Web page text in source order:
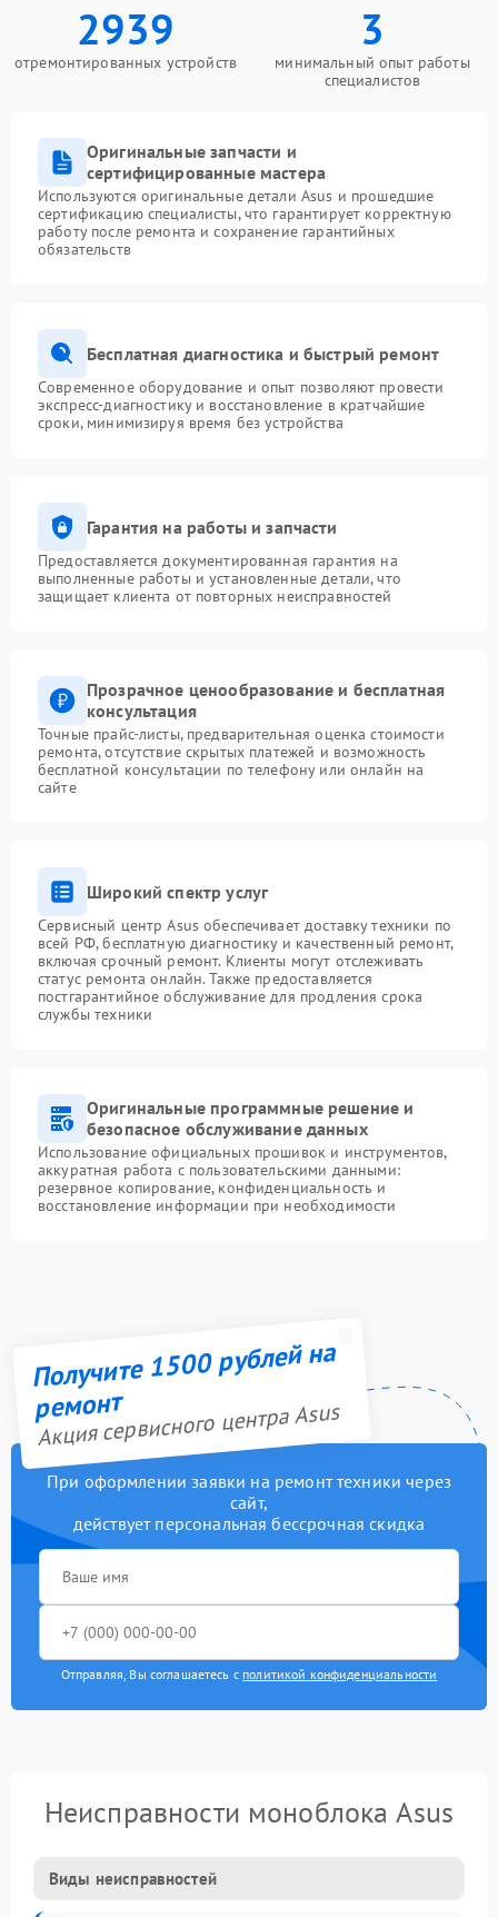
2939
отремонтированных устройств
3
минимальный опыт работы
специалистов
Оригинальные запчасти и
сертифицированные мастера
Используются оригинальные детали Asus и прошедшие
сертификацию специалисты, что гарантирует корректную
работу после ремонта и сохранение гарантийных
обязательств
Бесплатная диагностика и быстрый ремонт
Современное оборудование и опыт позволяют провести
экспресс-диагностику и восстановление в кратчайшие
сроки, минимизируя время без устройства
Гарантия на работы и запчасти
Предоставляется документированная гарантия на
выполненные работы и установленные детали, что
защищает клиента от повторных неисправностей
Прозрачное ценообразование и бесплатная
консультация
Точные прайс-листы, предварительная оценка стоимости
ремонта, отсутствие скрытых платежей и возможность
бесплатной консультации по телефону или онлайн на
сайте
Широкий спектр услуг
Сервисный центр Asus обеспечивает доставку техники по
всей РФ, бесплатную диагностику и качественный ремонт,
включая срочный ремонт. Клиенты могут отслеживать
статус ремонта онлайн. Также предоставляется
постгарантийное обслуживание для продления срока
службы техники
Оригинальные программные решение и
безопасное обслуживание данных
Использование официальных прошивок и инструментов,
аккуратная работа с пользовательскими данными:
резервное копирование, конфиденциальность и
восстановление информации при необходимости
Получите 1500 рублей на
ремонт
Акция сервисного центра Asus
При оформлении заявки на ремонт техники через
сайт,
действует персональная бессрочная скидка
Отправляя, Вы соглашаетесь с политикой конфиденциальности
Неисправности моноблока Asus
Виды неисправностей